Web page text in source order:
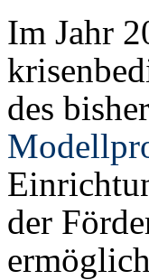
Im Jahr
des
der